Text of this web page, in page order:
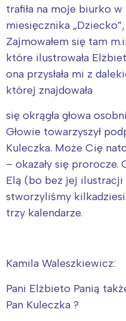
trafiła na moje biurko
miesięcznika
Zajmowałem się tam
które ilustrowała
ona przysłała mi z
której znajdowała
się okrągła głowa
Głowie towarzyszył
Kuleczka. Może Cię
– okazały się prorocze.
Elą (bo bez jej
stworzyliśmy
trzy kalendarze.
Kamila Waleszkiewicz:
Pani Elżbieto Panią
Pan Kuleczka ?